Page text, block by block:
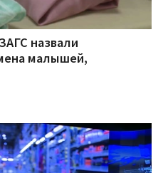
назвали
малышей,